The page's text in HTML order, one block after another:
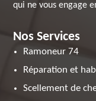
qui ne vous engage
Nos Services
Ramoneur 74
Réparation et
Scellement de